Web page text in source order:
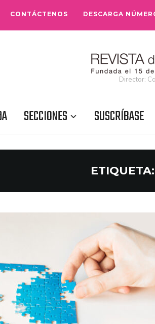
CONTÁCTENOS DESCARGA
Director:
SECCIONES SUSCRÍBASE
ETIQUETA: